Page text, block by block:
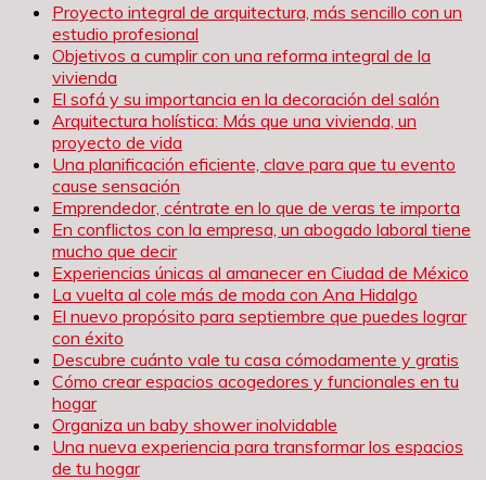
Proyecto integral de arquitectura, más sencillo con un
estudio profesional
Objetivos a cumplir con una reforma integral de la
vivienda
El sofá y su importancia en la decoración del salón
Arquitectura holística: Más que una vivienda, un
proyecto de vida
Una planificación eficiente, clave para que tu evento
cause sensación
Emprendedor, céntrate en lo que de veras te importa
En conflictos con la empresa, un abogado laboral tiene
mucho que decir
Experiencias únicas al amanecer en Ciudad de México
La vuelta al cole más de moda con Ana Hidalgo
El nuevo propósito para septiembre que puedes lograr
con éxito
Descubre cuánto vale tu casa cómodamente y gratis
Cómo crear espacios acogedores y funcionales en tu
hogar
Organiza un baby shower inolvidable
Una nueva experiencia para transformar los espacios
de tu hogar